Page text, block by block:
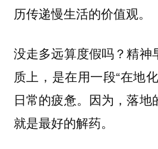
历传递慢生活的价值观。
没走多远算度假吗？精神
质上，是在用一段“在地
日常的疲惫。因为，落
就是最好的解药。